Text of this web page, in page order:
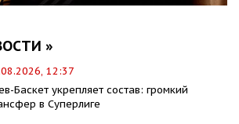
»
12:37
Баскет укрепляет состав: громкий
в Суперлиге